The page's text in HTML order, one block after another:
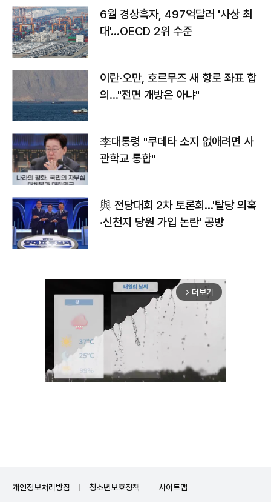
6월 경상흑자, 497억달러 '사상 최
대'…OECD 2위 수준
이란·오만, 호르무즈 새 항로 좌표 합
의…"전면 개방은 아냐"
李대통령 "쿠데타 소지 없애려면 사
관학교 통합"
與 전당대회 2차 토론회…'탈당 의혹
·신천지 당원 가입 논란' 공방
arrow_forward_ios 더보기
개인정보처리방침 청소년보호정책 사이트맵